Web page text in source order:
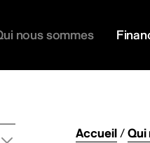
nous sommes
Accueil/Qui